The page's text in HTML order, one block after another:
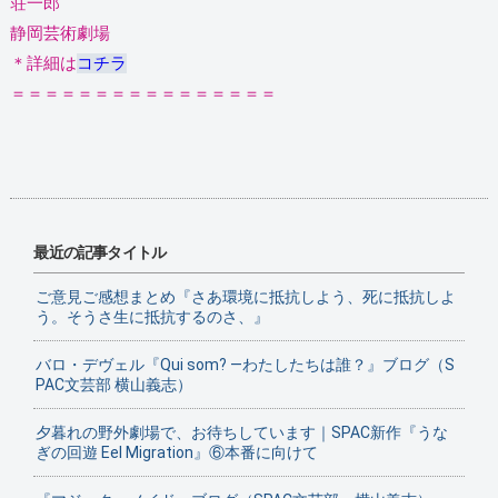
静岡芸術劇場
＊詳細はコチラ
＝＝＝＝＝＝＝＝＝＝＝＝＝＝＝＝
最近の記事タイトル
ご意見ご感想まとめ『さあ環境に抵抗しよう、死に抵抗しよ
う。そうさ生に抵抗するのさ、』
バロ・デヴェル『Qui som? ―わたしたちは誰？』ブログ（S
PAC文芸部 横山義志）
夕暮れの野外劇場で、お待ちしています｜SPAC新作『うな
ぎの回遊 Eel Migration』⑥本番に向けて